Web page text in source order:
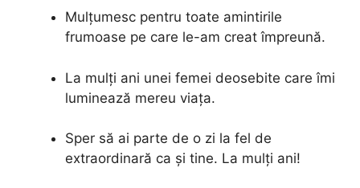
Mulțumesc pentru toate amintirile
frumoase pe care le-am creat împreună.
La mulți ani unei femei deosebite care îmi
luminează mereu viața.
Sper să ai parte de o zi la fel de
extraordinară ca și tine. La mulți ani!